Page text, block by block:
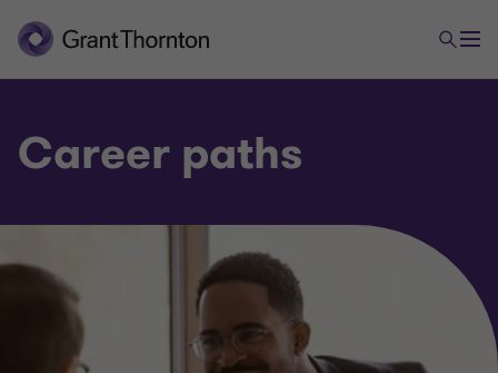
Career paths